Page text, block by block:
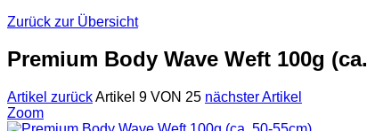
Zurück zur Übersicht
Premium Body Wave Weft 100g
Artikel zurückArtikel 9 VON 25 nächster Artikel
Zoom